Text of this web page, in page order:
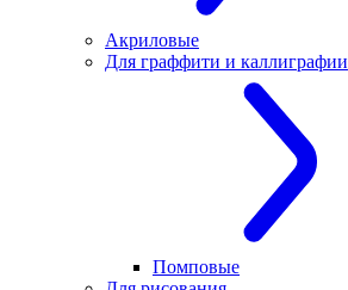
Акриловые
Для граффити и каллиграфии
Помповые